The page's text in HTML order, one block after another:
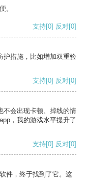
。
支持[0] 反对[0]
护措施，比如增加双重验
支持[0] 反对[0]
不会出现卡顿、掉线的情
，我的游戏水平提升了
支持[0] 反对[0]
件，终于找到了它。这